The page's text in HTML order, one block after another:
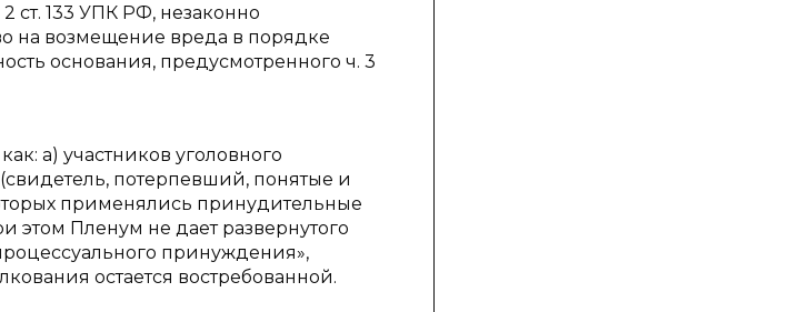
ст. 133 УПК РФ, незаконно
на возмещение вреда в порядке
основания, предусмотренного ч. 3
а) участников уголовного
потерпевший, понятые и
применялись принудительные
этом Пленум не дает развернутого
принуждения»,
остается востребованной.